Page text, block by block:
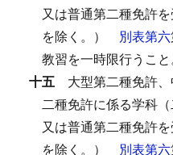
又は普通第二種免許
を除く。）
別表第六
教習を一時限行うこと
十五 大型第二種免許
二種免許に係る学科
又は普通第二種免許
を除く。）
別表第六